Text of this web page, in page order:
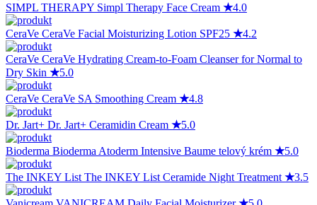
SIMPL THERAPY Simpl Therapy Face Cream ★4.0
CeraVe CeraVe Facial Moisturizing Lotion SPF25 ★4.2
CeraVe CeraVe Hydrating Cream-to-Foam Cleanser for Normal to
Dry Skin ★5.0
CeraVe CeraVe SA Smoothing Cream ★4.8
Dr. Jart+ Dr. Jart+ Ceramidin Cream ★5.0
Bioderma Bioderma Atoderm Intensive Baume telový krém ★5.0
The INKEY List The INKEY List Ceramide Night Treatment ★3.5